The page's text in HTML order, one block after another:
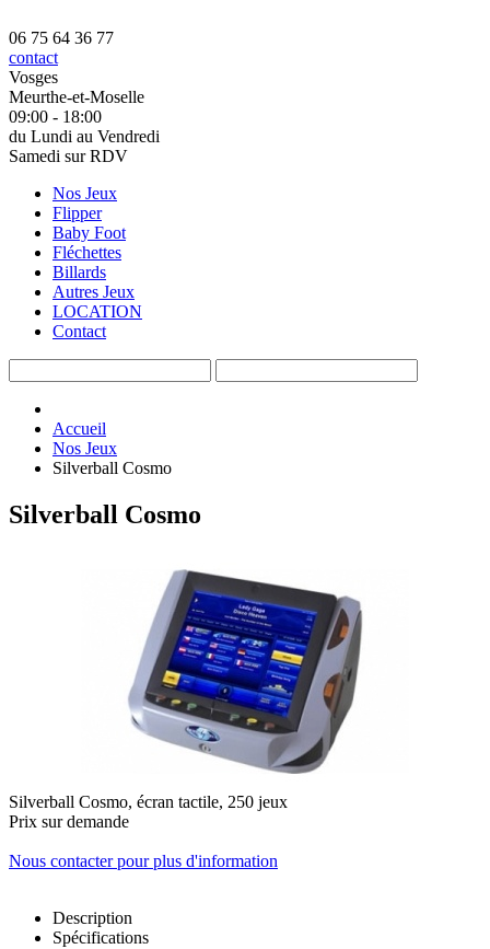
06 75 64 36 77
contact
Vosges
Meurthe-et-Moselle
09:00 - 18:00
du Lundi au Vendredi
Samedi sur RDV
Nos Jeux
Flipper
Baby Foot
Fléchettes
Billards
Autres Jeux
LOCATION
Contact
Accueil
Nos Jeux
Silverball Cosmo
Silverball Cosmo
Silverball Cosmo, écran tactile, 250 jeux
Prix sur demande
Nous contacter pour plus d'information
Description
Spécifications